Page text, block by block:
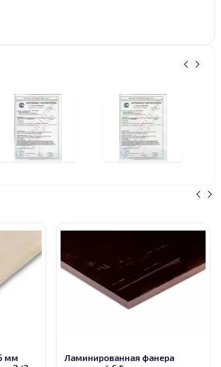
мм
Ламинированная фанера